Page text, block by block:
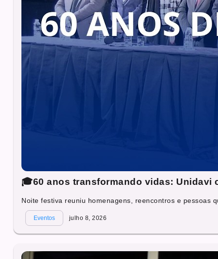
🎓60 anos transformando vidas: Unidavi
Noite festiva reuniu homenagens, reencontros e pessoas
Eventos julho 8, 2026